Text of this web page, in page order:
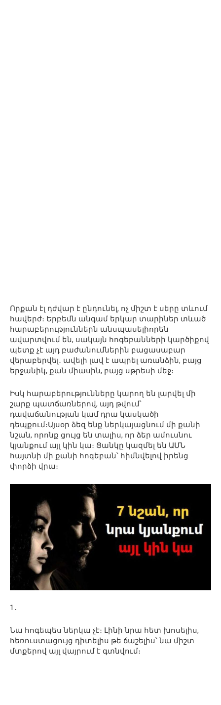
Որքան էլ դժվար է ընդունել, ոչ միշտ է սերը տևում
հավերժ։ Երբեմն անգամ երկար տարիներ տևած
հարաբերություններն անսպասելիորեն
ավարտվում են, սակայն հոգեբանների կարծիքով
պետք չէ այդ բաժանումներին բացասաբար
վերաբերվել․ ավելի լավ է ապրել առանձին, բայց
երջանիկ, քան միասին, բայց սթրեսի մեջ։
Իսկ հարաբերությունները կարող են լարվել մի
շարք պատճառներով, այդ թվում՝
դավաճանության կամ դրա կասկածի
դեպքում։Այսօր ձեզ ենք ներկայացնում մի քանի
նշան, որոնք ցույց են տալիս, որ ձեր ամուսնու
կյանքում այլ կին կա։ Ցանկը կազմել են ԱՄՆ
հայտնի մի քանի հոգեբան՝ հիմնվելով իրենց
փորձի վրա։
1․
Նա հոգեպես ներկա չէ։ Լինի նրա հետ խոսելիս,
հեռուստացույց դիտելիս թե ճաշելիս՝ նա միշտ
մտքերով այլ վայրում է գտնվում։